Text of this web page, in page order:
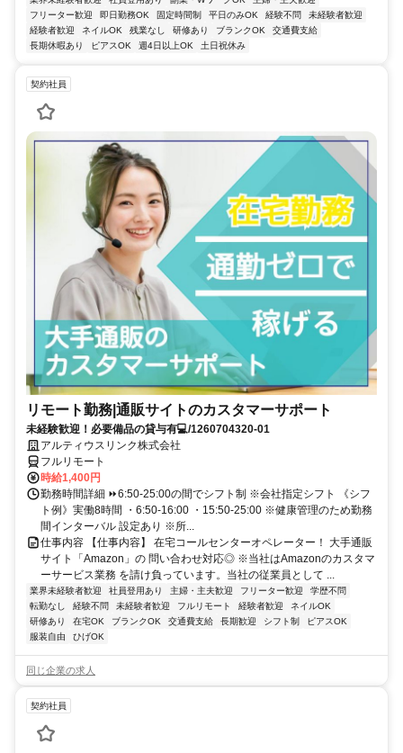
フリーター歓迎
即日勤務OK 固定時間制 平日のみOK 経験不問
未経験者歓迎
経験者歓迎
ネイルOK 残業なし 研修あり ブランクOK
交通費支給
長期休暇あり
ピアスOK 週4日以上OK 土日祝休み
契約社員
リモート勤務|通販サイトのカスタマーサポート
未経験歓迎！必要備品の貸与有💻/1260704320-01
アルティウスリンク株式会社
フルリモート
時給1,400円
勤務時間詳細 ⏩6:50-25:00の間でシフト制 ※会社指定シフト 《シフ
ト例》実働8時間 ・6:50-16:00 ・15:50-25:00 ※健康管理のため勤務
間インターバル 設定あり ※所...
仕事内容 【仕事内容】 在宅コールセンターオペレーター！ 大手通販
サイト「Amazon」の 問い合わせ対応◎ ※当社はAmazonのカスタマ
ーサービス業務 を請け負っています。当社の従業員として ...
業界未経験者歓迎 社員登用あり 主婦・主夫歓迎 フリーター歓迎
学歴不問
転勤なし
経験不問 未経験者歓迎 フルリモート 経験者歓迎
ネイルOK
研修あり
在宅OK ブランクOK 交通費支給 長期歓迎 シフト制
ピアスOK
服装自由
ひげOK
同じ企業の求人
契約社員